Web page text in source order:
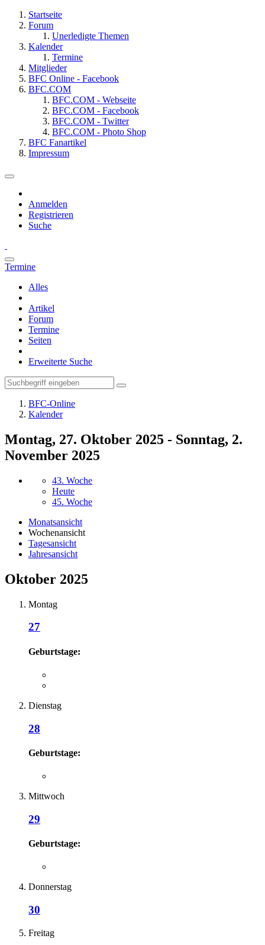
Startseite
Forum
Unerledigte Themen
Kalender
Termine
Mitglieder
BFC Online - Facebook
BFC.COM
BFC.COM - Webseite
BFC.COM - Facebook
BFC.COM - Twitter
BFC.COM - Photo Shop
BFC Fanartikel
Impressum
Anmelden
Registrieren
Suche
Termine
Alles
Artikel
Forum
Termine
Seiten
Erweiterte Suche
BFC-Online
Kalender
Montag, 27. Oktober 2025 - Sonntag, 2.
November 2025
43. Woche
Heute
45. Woche
Monatsansicht
Wochenansicht
Tagesansicht
Jahresansicht
Oktober 2025
Montag
27
Geburtstage:
Dienstag
28
Geburtstage:
Mittwoch
29
Geburtstage:
Donnerstag
30
Freitag